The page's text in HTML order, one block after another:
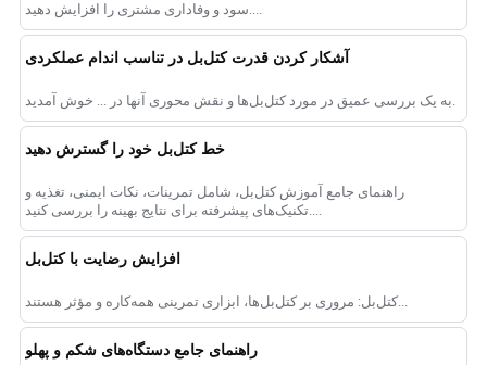
آشکار کردن قدرت کتل‌بل در تناسب اندام عملکردی
خط کتل‌بل خود را گسترش دهید
راهنمای جامع آموزش کتل‌بل، شامل تمرینات، نکات ایمنی، تغذیه و
افزایش رضایت با کتل‌بل
راهنمای جامع دستگاه‌های شکم و پهلو